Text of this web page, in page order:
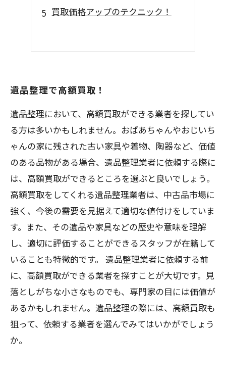
買取価格アップのテクニック！
遺品整理で高額買取！
遺品整理において、高額買取ができる業者を探してい
る方は多いかもしれません。おばあちゃんやおじいち
ゃんの家に残された古い家具や着物、陶器など、価値
のある品物がある場合、遺品整理業者に依頼する際に
は、高額買取ができるところを選ぶと良いでしょう。
高額買取をしてくれる遺品整理業者は、中古品市場に
強く、今後の需要を見据えて適切な値付けをしていま
す。また、その遺品や家具などの歴史や意味を理解
し、適切に評価することができるスタッフが在籍して
いることも特徴的です。 遺品整理業者に依頼する前
に、高額買取ができる業者を探すことが大切です。見
落としがちな小さなものでも、専門家の目には価値が
あるかもしれません。遺品整理の際には、高額買取も
狙って、依頼する業者を選んでみてはいかがでしょう
か。